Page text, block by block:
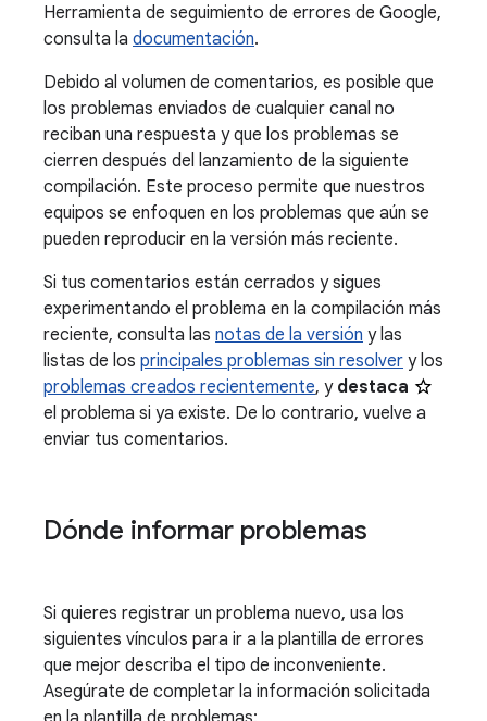
Herramienta de seguimiento de errores de Google,
consulta la documentación.
Debido al volumen de comentarios, es posible que
los problemas enviados de cualquier canal no
reciban una respuesta y que los problemas se
cierren después del lanzamiento de la siguiente
compilación. Este proceso permite que nuestros
equipos se enfoquen en los problemas que aún se
pueden reproducir en la versión más reciente.
Si tus comentarios están cerrados y sigues
experimentando el problema en la compilación más
reciente, consulta las notas de la versión y las
listas de los principales problemas sin resolver y los
problemas creados recientemente, y destaca
el problema si ya existe. De lo contrario, vuelve a
enviar tus comentarios.
Dónde informar problemas
Si quieres registrar un problema nuevo, usa los
siguientes vínculos para ir a la plantilla de errores
que mejor describa el tipo de inconveniente.
Asegúrate de completar la información solicitada